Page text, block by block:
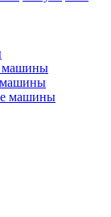
машины
машины
машины